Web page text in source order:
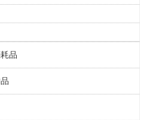
品